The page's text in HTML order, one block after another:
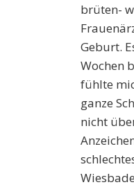
brüten-
Geburt.
Wochen
fühlte
ganze
nicht